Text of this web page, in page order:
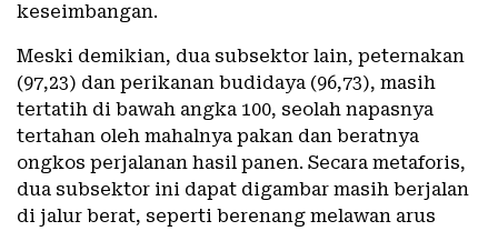
keseimbangan.
Meski demikian, dua subsektor lain, peternakan
(97,23) dan perikanan budidaya (96,73), masih
tertatih di bawah angka 100, seolah napasnya
tertahan oleh mahalnya pakan dan beratnya
ongkos perjalanan hasil panen. Secara metaforis,
dua subsektor ini dapat digambar masih berjalan
di jalur berat, seperti berenang melawan arus